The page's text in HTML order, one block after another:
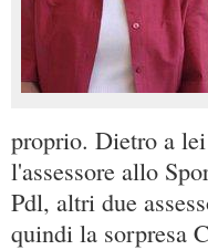
proprio. Dietro a
l'assessore allo
Pdl, altri due
quindi la sorpresa